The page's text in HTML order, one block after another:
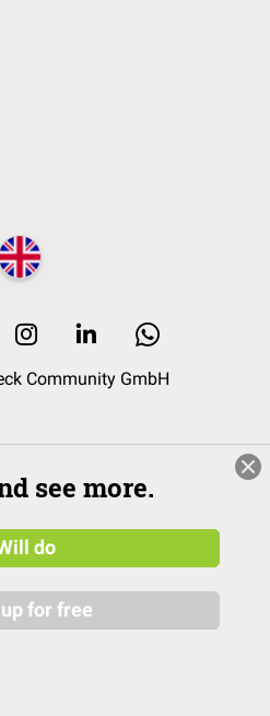
Community GmbH
see more.
do
for free